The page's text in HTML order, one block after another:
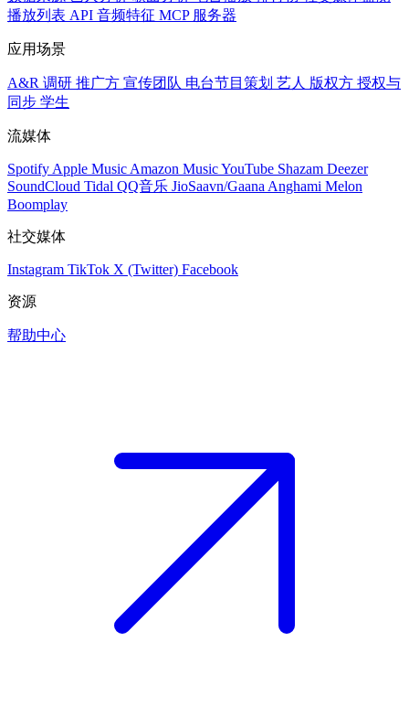
播放列表 API 音频特征 MCP 服务器
应用场景
A&R 调研 推广方 宣传团队 电台节目策划 艺人 版权方 授权与
同步 学生
流媒体
Spotify Apple Music Amazon MusicYouTube Shazam Deezer
SoundCloud Tidal QQ音乐 JioSaavn/Gaana Anghami Melon
Boomplay
社交媒体
Instagram TikTok X (Twitter) Facebook
资源
帮助中心